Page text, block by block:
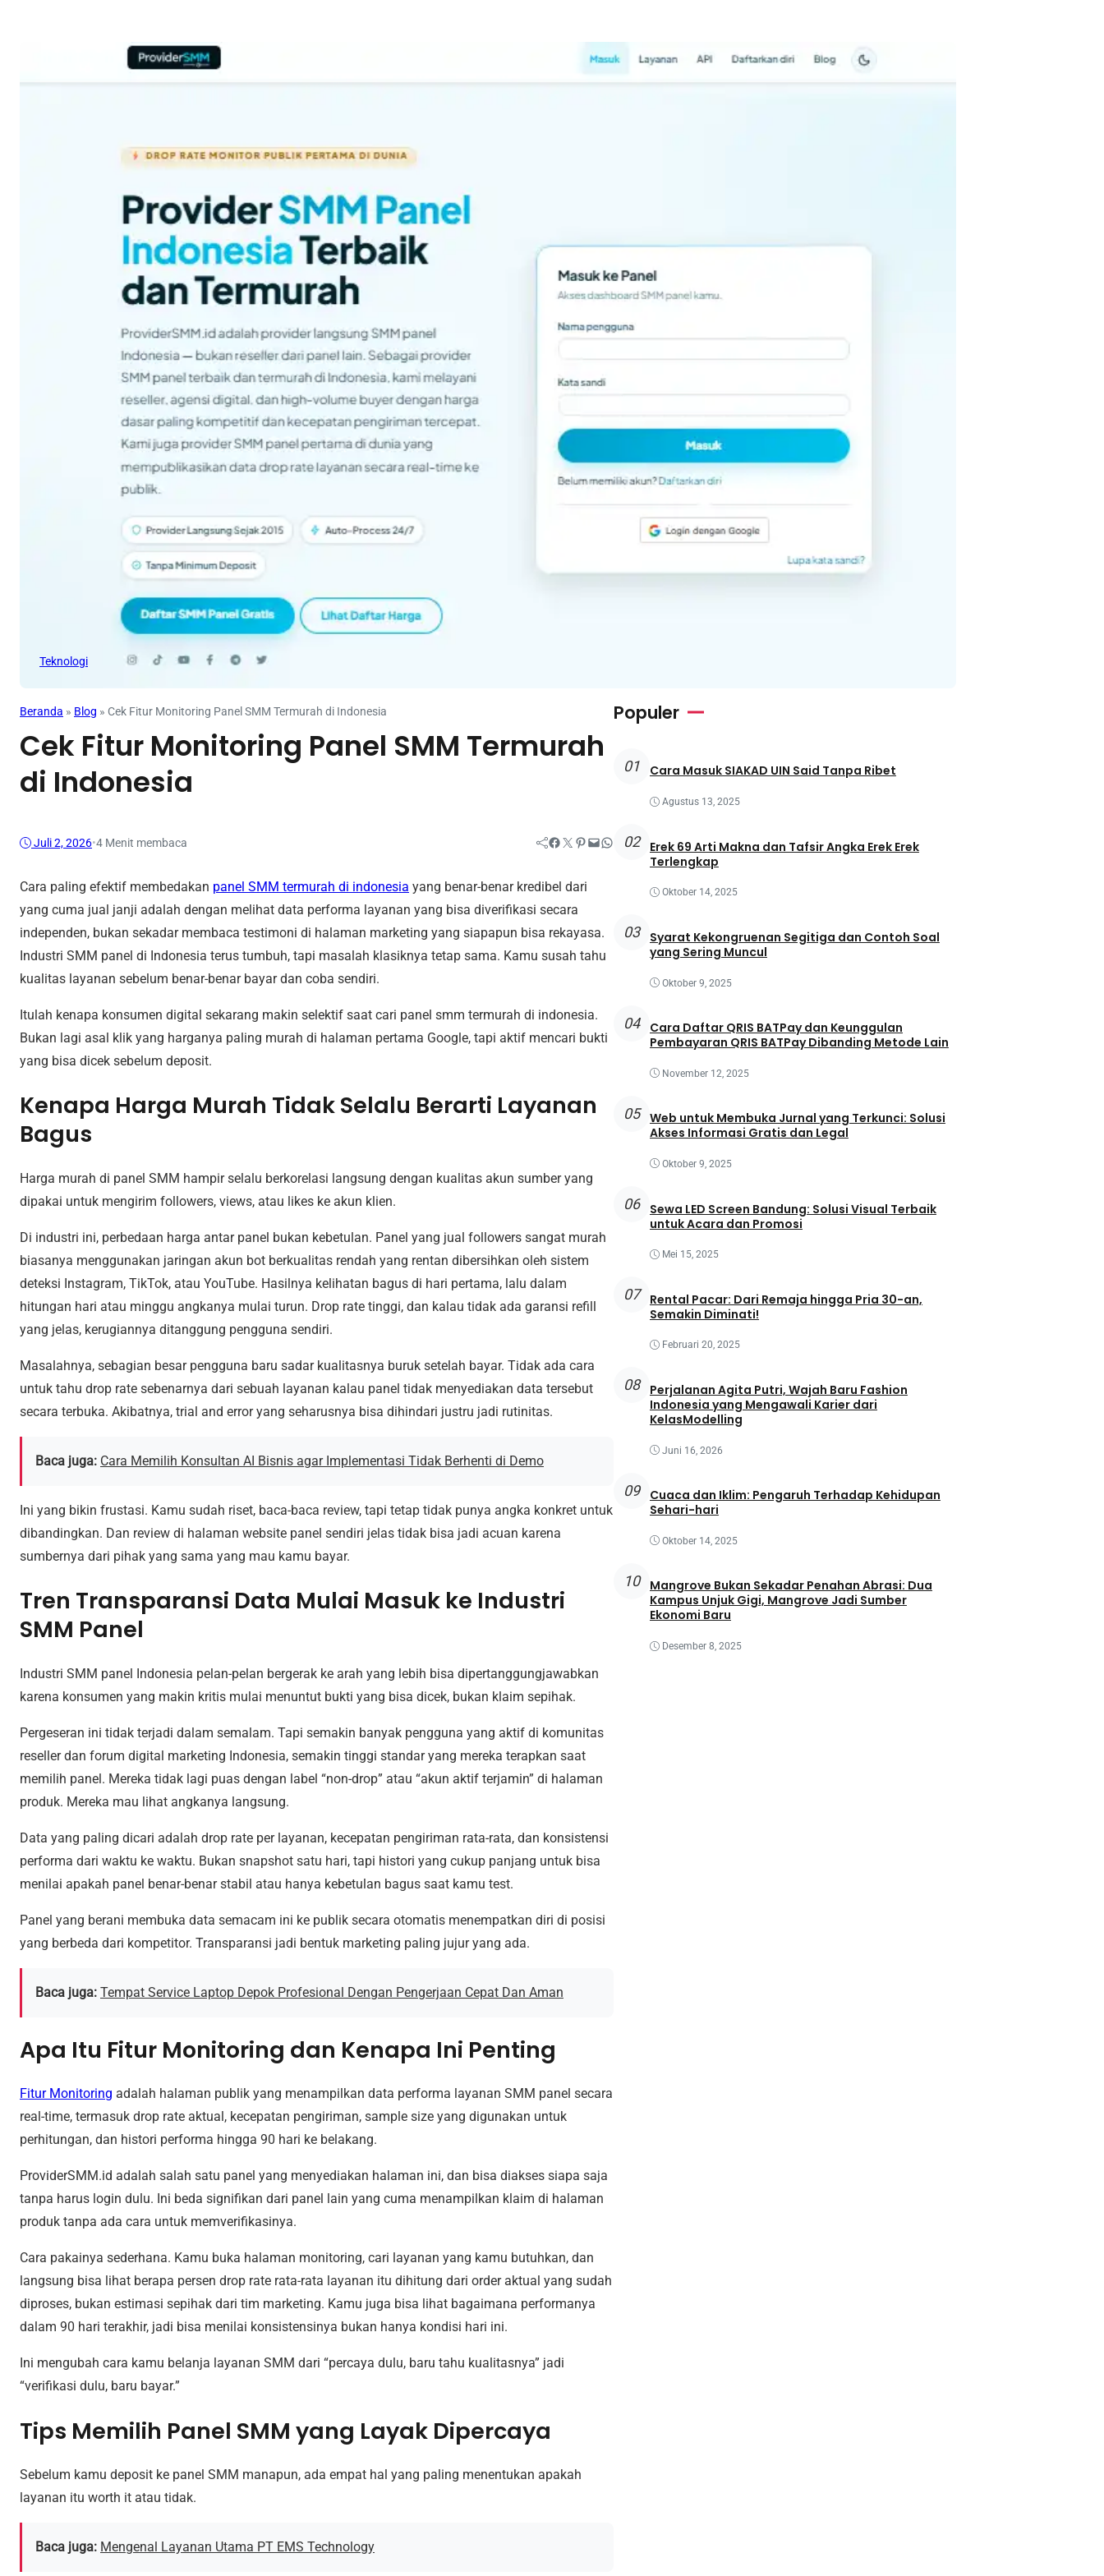
Teknologi
Beranda » Blog » Cek Fitur Monitoring Panel SMM Termurah di Indonesia
Cek Fitur Monitoring Panel SMM Termurah
di Indonesia
Juli 2, 2026•4 Menit membaca Facebook Twitter Pinterest Mail WhatsApp
Cara paling efektif membedakan panel SMM termurah di indonesia yang benar-benar kredibel dari
yang cuma jual janji adalah dengan melihat data performa layanan yang bisa diverifikasi secara
independen, bukan sekadar membaca testimoni di halaman marketing yang siapapun bisa rekayasa.
Industri SMM panel di Indonesia terus tumbuh, tapi masalah klasiknya tetap sama. Kamu susah tahu
kualitas layanan sebelum benar-benar bayar dan coba sendiri.
Itulah kenapa konsumen digital sekarang makin selektif saat cari panel smm termurah di indonesia.
Bukan lagi asal klik yang harganya paling murah di halaman pertama Google, tapi aktif mencari bukti
yang bisa dicek sebelum deposit.
Kenapa Harga Murah Tidak Selalu Berarti Layanan
Bagus
Harga murah di panel SMM hampir selalu berkorelasi langsung dengan kualitas akun sumber yang
dipakai untuk mengirim followers, views, atau likes ke akun klien.
Di industri ini, perbedaan harga antar panel bukan kebetulan. Panel yang jual followers sangat murah
biasanya menggunakan jaringan akun bot berkualitas rendah yang rentan dibersihkan oleh sistem
deteksi Instagram, TikTok, atau YouTube. Hasilnya kelihatan bagus di hari pertama, lalu dalam
hitungan hari atau minggu angkanya mulai turun. Drop rate tinggi, dan kalau tidak ada garansi refill
yang jelas, kerugiannya ditanggung pengguna sendiri.
Masalahnya, sebagian besar pengguna baru sadar kualitasnya buruk setelah bayar. Tidak ada cara
untuk tahu drop rate sebenarnya dari sebuah layanan kalau panel tidak menyediakan data tersebut
secara terbuka. Akibatnya, trial and error yang seharusnya bisa dihindari justru jadi rutinitas.
Baca juga: Cara Memilih Konsultan AI Bisnis agar Implementasi Tidak Berhenti di Demo
Ini yang bikin frustasi. Kamu sudah riset, baca-baca review, tapi tetap tidak punya angka konkret untuk
dibandingkan. Dan review di halaman website panel sendiri jelas tidak bisa jadi acuan karena
sumbernya dari pihak yang sama yang mau kamu bayar.
Tren Transparansi Data Mulai Masuk ke Industri
SMM Panel
Industri SMM panel Indonesia pelan-pelan bergerak ke arah yang lebih bisa dipertanggungjawabkan
karena konsumen yang makin kritis mulai menuntut bukti yang bisa dicek, bukan klaim sepihak.
Pergeseran ini tidak terjadi dalam semalam. Tapi semakin banyak pengguna yang aktif di komunitas
reseller dan forum digital marketing Indonesia, semakin tinggi standar yang mereka terapkan saat
memilih panel. Mereka tidak lagi puas dengan label “non-drop” atau “akun aktif terjamin” di halaman
produk. Mereka mau lihat angkanya langsung.
Data yang paling dicari adalah drop rate per layanan, kecepatan pengiriman rata-rata, dan konsistensi
performa dari waktu ke waktu. Bukan snapshot satu hari, tapi histori yang cukup panjang untuk bisa
menilai apakah panel benar-benar stabil atau hanya kebetulan bagus saat kamu test.
Panel yang berani membuka data semacam ini ke publik secara otomatis menempatkan diri di posisi
yang berbeda dari kompetitor. Transparansi jadi bentuk marketing paling jujur yang ada.
Baca juga: Tempat Service Laptop Depok Profesional Dengan Pengerjaan Cepat Dan Aman
Apa Itu Fitur Monitoring dan Kenapa Ini Penting
Fitur Monitoring adalah halaman publik yang menampilkan data performa layanan SMM panel secara
real-time, termasuk drop rate aktual, kecepatan pengiriman, sample size yang digunakan untuk
perhitungan, dan histori performa hingga 90 hari ke belakang.
ProviderSMM.id adalah salah satu panel yang menyediakan halaman ini, dan bisa diakses siapa saja
tanpa harus login dulu. Ini beda signifikan dari panel lain yang cuma menampilkan klaim di halaman
produk tanpa ada cara untuk memverifikasinya.
Cara pakainya sederhana. Kamu buka halaman monitoring, cari layanan yang kamu butuhkan, dan
langsung bisa lihat berapa persen drop rate rata-rata layanan itu dihitung dari order aktual yang sudah
diproses, bukan estimasi sepihak dari tim marketing. Kamu juga bisa lihat bagaimana performanya
dalam 90 hari terakhir, jadi bisa menilai konsistensinya bukan hanya kondisi hari ini.
Ini mengubah cara kamu belanja layanan SMM dari “percaya dulu, baru tahu kualitasnya” jadi
“verifikasi dulu, baru bayar.”
Tips Memilih Panel SMM yang Layak Dipercaya
Sebelum kamu deposit ke panel SMM manapun, ada empat hal yang paling menentukan apakah
layanan itu worth it atau tidak.
Baca juga: Mengenal Layanan Utama PT EMS Technology
Populer
01 Cara Masuk SIAKAD UIN Said Tanpa Ribet
Agustus 13, 2025
02
Erek 69 Arti Makna dan Tafsir Angka Erek Erek
Terlengkap
Oktober 14, 2025
03
Syarat Kekongruenan Segitiga dan Contoh Soal
yang Sering Muncul
Oktober 9, 2025
04
Cara Daftar QRIS BATPay dan Keunggulan
Pembayaran QRIS BATPay Dibanding Metode Lain
November 12, 2025
05
Web untuk Membuka Jurnal yang Terkunci: Solusi
Akses Informasi Gratis dan Legal
Oktober 9, 2025
06
Sewa LED Screen Bandung: Solusi Visual Terbaik
untuk Acara dan Promosi
Mei 15, 2025
07
Rental Pacar: Dari Remaja hingga Pria 30-an,
Semakin Diminati!
Februari 20, 2025
08
Perjalanan Agita Putri, Wajah Baru Fashion
Indonesia yang Mengawali Karier dari
KelasModelling
Juni 16, 2026
09
Cuaca dan Iklim: Pengaruh Terhadap Kehidupan
Sehari-hari
Oktober 14, 2025
10
Mangrove Bukan Sekadar Penahan Abrasi: Dua
Kampus Unjuk Gigi, Mangrove Jadi Sumber
Ekonomi Baru
Desember 8, 2025